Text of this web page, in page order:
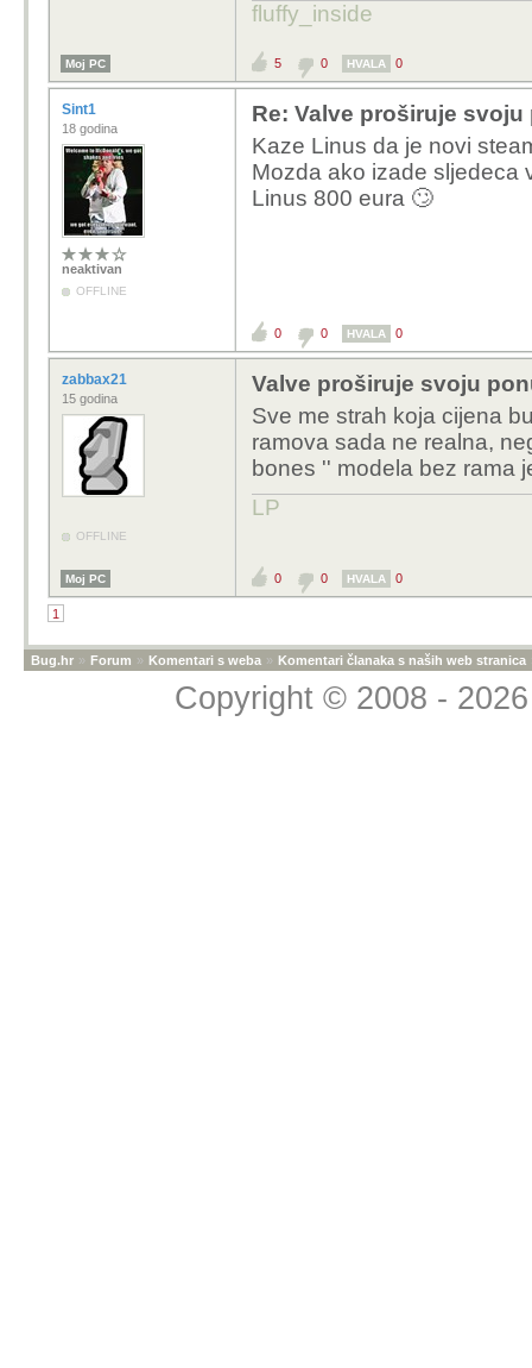
fluffy_inside
Moj PC 5 0 HVALA 0
Sint1
18 godina
neaktivan
OFFLINE
Re: Valve proširuje
Kaze Linus da je novi
Mozda ako izade sljedeca
Linus 800 eura 🙄
0 0 HVALA 0
zabbax21
15 godina
OFFLINE
Valve proširuje svoju
Sve me strah koja cijena
ramova sada ne realna,
bones '' modela bez rama
LP
Moj PC 0 0 HVALA 0
1
Bug.hr » Forum » Komentari s weba » Komentari članaka s naših web stranica
Copyright © 2008 -